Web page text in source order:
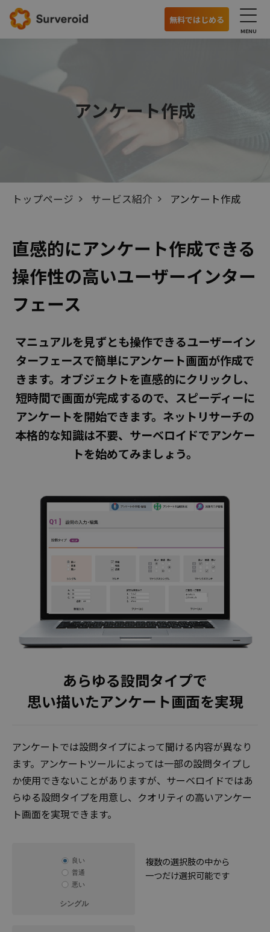
国内モニターアンケート
海外モニターアンケート
オンラインインタビュー
モニターの特徴
安心のサポート体制
料金
国内モニターアンケート
海外モニターアンケート
オンラインインタビュー
オープンアンケート
活用事例
お役立ち情報
よくある質問
無料
お問い合わせ・資料請求
無料ではじめる
アンケート作成
トップページ サービス紹介 アンケート作成
直感的にアンケート作成できる
操作性の高いユーザーインター
フェース
マニュアルを見ずとも操作できるユーザーイン
ターフェースで簡単にアンケート画面が作成で
きます。オブジェクトを直感的にクリックし、
短時間で画面が完成するので、スピーディーに
アンケートを開始できます。ネットリサーチの
本格的な知識は不要、サーベロイドでアンケー
トを始めてみましょう。
あらゆる設問タイプで
思い描いたアンケート画面を実現
アンケートでは設問タイプによって聞ける内容が異なり
ます。アンケートツールによっては一部の設問タイプし
か使用できないことがありますが、サーベロイドではあ
らゆる設問タイプを用意し、クオリティの高いアンケー
ト画面を実現できます。
複数の選択肢の中から
一つだけ選択可能です